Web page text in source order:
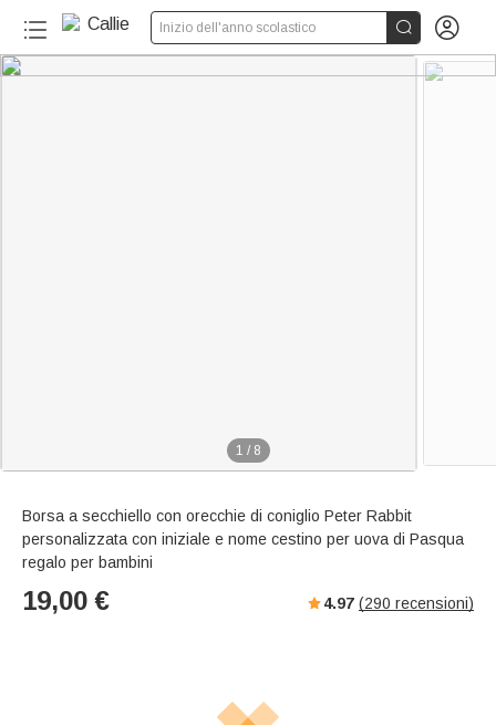
Inizio dell'anno scolastico  
1 / 8
Borsa a secchiello con orecchie di coniglio Peter Rabbit
personalizzata con iniziale e nome cestino per uova di Pasqua
regalo per bambini
19,00 € 4.97 (290 recensioni)